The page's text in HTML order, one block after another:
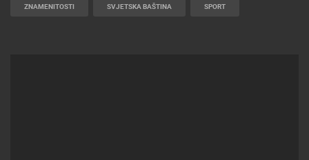
ZNAMENITOSTI SVJETSKA BAŠTINA SPORT